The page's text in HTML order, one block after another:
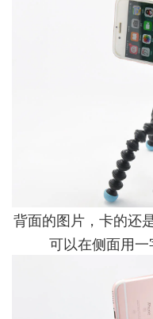
背面的图片，卡的还
可以在侧面用一